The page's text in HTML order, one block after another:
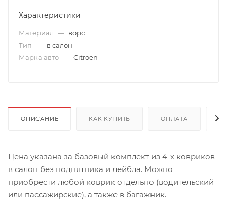
Характеристики
Материал — ворс
Тип — в салон
Марка авто — Citroen
ОПИСАНИЕ КАК КУПИТЬ ОПЛАТА
Цена указана за базовый комплект из 4-х ковриков
в салон без подпятника и лейбла. Можно
приобрести любой коврик отдельно (водительский
или пассажирские), а также в багажник.